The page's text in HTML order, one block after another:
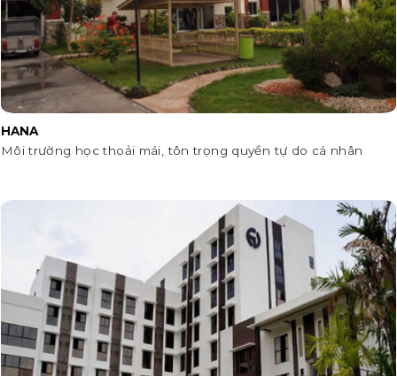
HANA
Môi trường học thoải mái, tôn trọng quyền tự do cá nhân